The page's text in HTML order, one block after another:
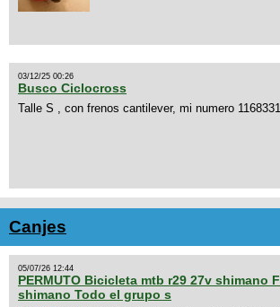
03/12/25 00:26
Busco Ciclocross
Talle S , con frenos cantilever, mi numero
Canjes
05/07/26 12:44
PERMUTO Bicicleta mtb r29 27v shimano
shimano Todo el grupo s